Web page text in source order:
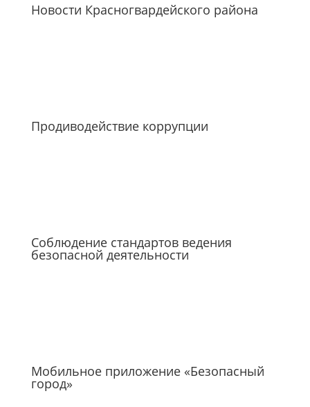
Новости Красногвардейского района
Продиводействие коррупции
Соблюдение стандартов ведения
безопасной деятельности
Мобильное приложение «Безопасный
город»